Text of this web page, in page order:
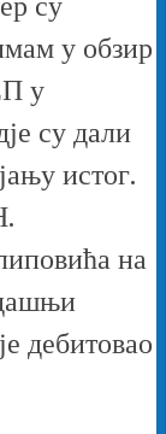
у обзир
у
су дали
истог.
на
дебитовао